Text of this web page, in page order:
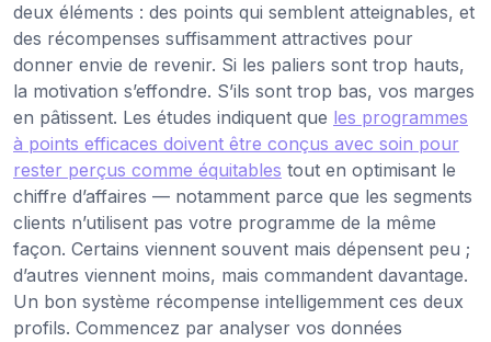
deux éléments : des points qui semblent atteignables, et
des récompenses suffisamment attractives pour
donner envie de revenir. Si les paliers sont trop hauts,
la motivation s’effondre. S’ils sont trop bas, vos marges
en pâtissent. Les études indiquent que les programmes
à points efficaces doivent être conçus avec soin pour
rester perçus comme équitables tout en optimisant le
chiffre d’affaires — notamment parce que les segments
clients n’utilisent pas votre programme de la même
façon. Certains viennent souvent mais dépensent peu ;
d’autres viennent moins, mais commandent davantage.
Un bon système récompense intelligemment ces deux
profils. Commencez par analyser vos données